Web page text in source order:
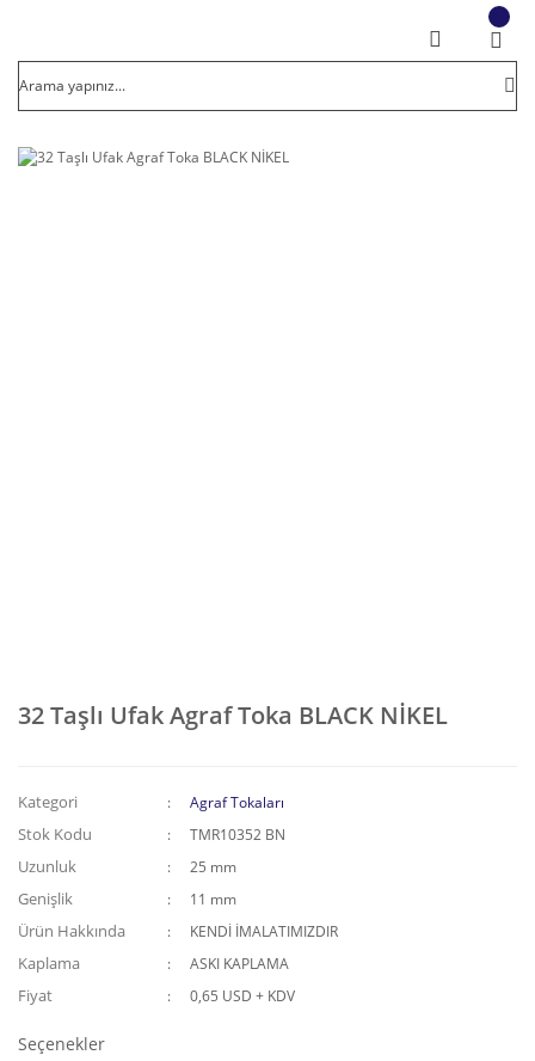
32 Taşlı Ufak Agraf Toka BLACK NİKEL
Kategori Agraf Tokaları
Stok Kodu TMR10352 BN
Uzunluk 25 mm
Genişlik 11 mm
Ürün Hakkında KENDİ İMALATIMIZDIR
Kaplama ASKI KAPLAMA
Fiyat 0,65 USD + KDV
Seçenekler